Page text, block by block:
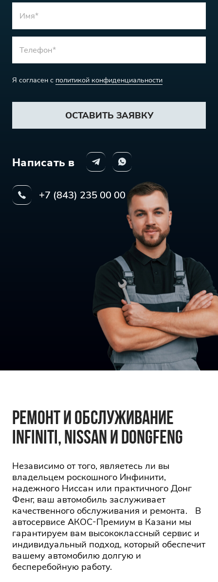
Я согласен с политикой конфиденциальности
ОСТАВИТЬ ЗАЯВКУ
Написать в
+7 (843) 235 00 00
РЕМОНТ И ОБСЛУЖИВАНИЕ
INFINITI, NISSAN И DONGFENG
Независимо от того, являетесь ли вы
владельцем роскошного Инфинити,
надежного Ниссан или практичного Донг
Фенг, ваш автомобиль заслуживает
качественного обслуживания и ремонта. В
автосервисе АКОС-Премиум в Казани мы
гарантируем вам высококлассный сервис и
индивидуальный подход, который обеспечит
вашему автомобилю долгую и
бесперебойную работу.